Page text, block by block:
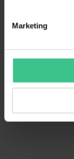
Marketing